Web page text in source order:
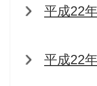
平成22
平成22